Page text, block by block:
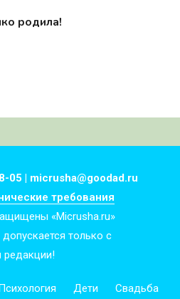
родила!
05 | micrusha@goodad.ru
требования
«Micrusha.ru»
только с
редакции!
Дети Свадьба